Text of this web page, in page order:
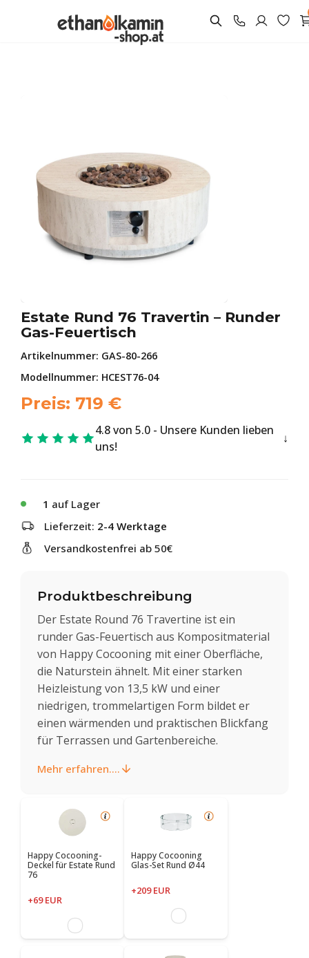
Estate Rund 76 Travertin – Runder
Gas-Feuertisch
Artikelnummer: GAS-80-266
Modellnummer: HCEST76-04
Preis: 719 €
4.8 von 5.0 - Unsere Kunden lieben
uns!
1 auf Lager
Lieferzeit: 2-4 Werktage
Versandkostenfrei ab 50€
Produktbeschreibung
Der Estate Round 76 Travertine ist ein
runder Gas-Feuertisch aus Kompositmaterial
von Happy Cocooning mit einer Oberfläche,
die Naturstein ähnelt. Mit einer starken
Heizleistung von 13,5 kW und einer
niedrigen, trommelartigen Form bildet er
einen wärmenden und praktischen Blickfang
für Terrassen und Gartenbereiche.
Mehr erfahren....
Happy Cocooning-
Deckel für Estate Rund
76
+69 EUR
Happy Cocooning
Glas-Set Rund Ø44
+209 EUR